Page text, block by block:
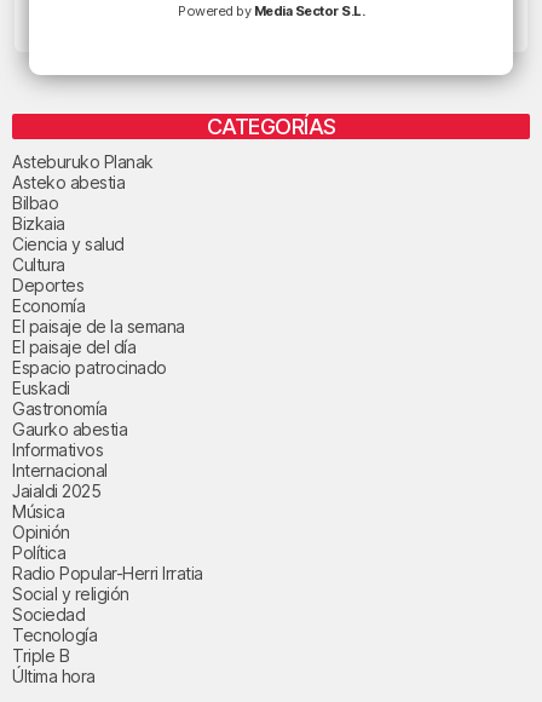
3/06/2019 • 12:41 • MAY MADRAZO
CATEGORÍAS
Asteburuko Planak
Asteko abestia
Bilbao
Bizkaia
Ciencia y salud
Cultura
Deportes
Economía
El paisaje de la semana
El paisaje del día
Espacio patrocinado
Euskadi
Gastronomía
Gaurko abestia
Informativos
Internacional
Jaialdi 2025
Música
Opinión
Política
Radio Popular-Herri Irratia
Social y religión
Sociedad
Tecnología
Triple B
Última hora
Powered by Media Sector S.L.